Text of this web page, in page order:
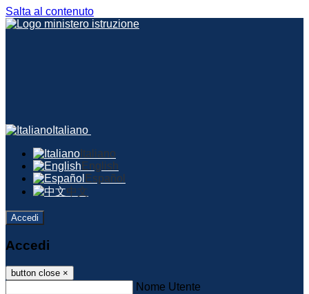
Salta al contenuto
Italiano
Italiano
English
Español
中文
Accedi
Accedi
button close ×
Nome Utente